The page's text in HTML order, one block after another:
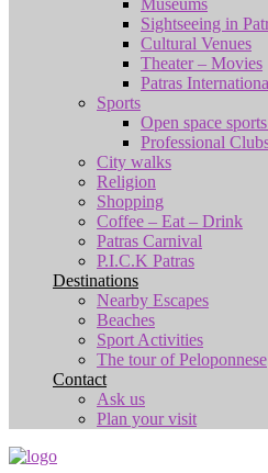
Museums
Sightseeing in
Cultural Venues
Theater – Movies
Patras
Sports
Open space
Professional
City walks
Religion
Shopping
Coffee – Eat – Drink
Patras Carnival
P.I.C.K Patras
Destinations
Nearby Escapes
Beaches
Sport Activities
The tour of Peloponnese
Contact
Ask us
Plan your visit